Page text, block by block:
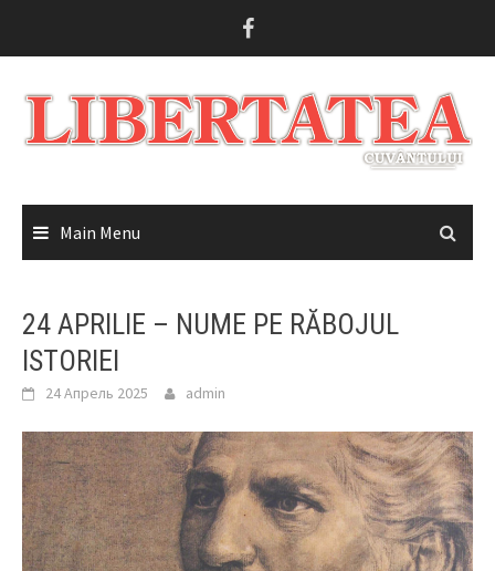
Main Menu
24 APRILIE – NUME PE RĂBOJUL
ISTORIEI
24 Апрель 2025 admin